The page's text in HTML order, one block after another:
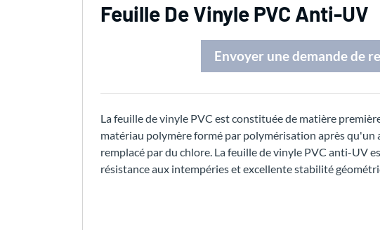
Feuille De Vinyle PVC Anti-UV
Envoyer une demande de
La feuille de vinyle PVC est constituée de matière
matériau polymère formé par polymérisation après
remplacé par du chlore. La feuille de vinyle PVC anti-UV
résistance aux intempéries et excellente stabilité